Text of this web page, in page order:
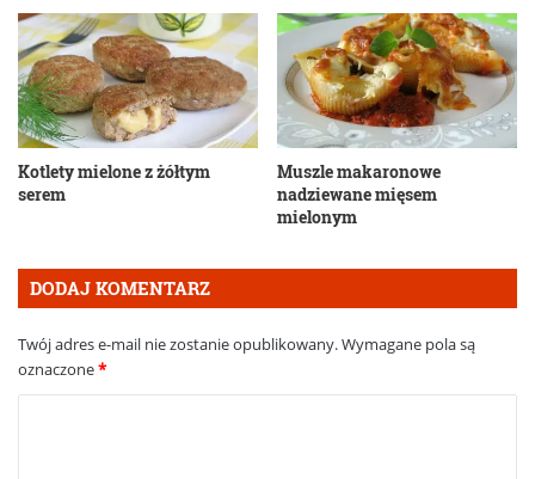
Kotlety mielone z żółtym
serem
Muszle makaronowe
nadziewane mięsem
mielonym
DODAJ KOMENTARZ
Twój adres e-mail nie zostanie opublikowany.Wymagane pola są
oznaczone*